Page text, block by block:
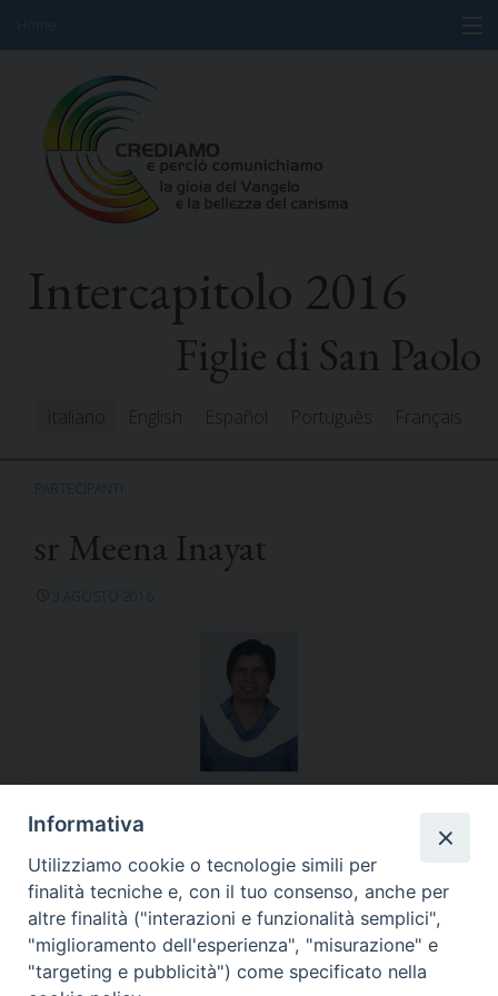
content
Informazioni
Programma
Partecipanti
Risorse
Intercapitolo 2016
Figlie di San Paolo
Italiano English Español Português Français
PARTECIPANTI
sr Meena Inayat
3 AGOSTO 2016
Pakistan
«sr Martha Lucia Patiño
sr Eudoxie Marie
Informativa
Utilizziamo cookie o tecnologie simili per
finalità tecniche e, con il tuo consenso, anche per
altre finalità ("interazioni e funzionalità semplici",
"miglioramento dell'esperienza", "misurazione" e
"targeting e pubblicità") come specificato nella